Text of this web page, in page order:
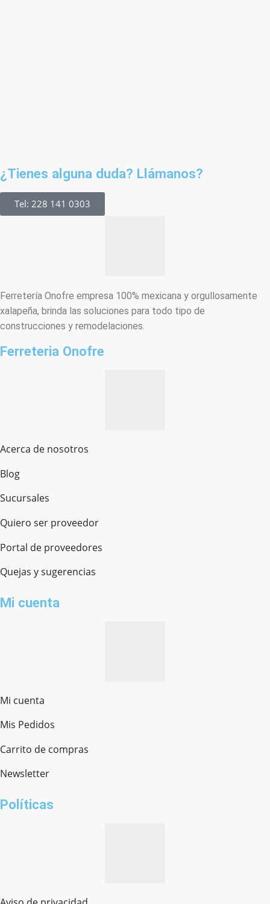
¿Tienes alguna duda? Llámanos?
Tel: 228 141 0303
Ferretería Onofre empresa 100% mexicana y orgullosamente
xalapeña, brinda las soluciones para todo tipo de
construcciones y remodelaciones.
Ferreteria Onofre
Acerca de nosotros
Blog
Sucursales
Quiero ser proveedor
Portal de proveedores
Quejas y sugerencias
Mi cuenta
Mi cuenta
Mis Pedidos
Carrito de compras
Newsletter
Políticas